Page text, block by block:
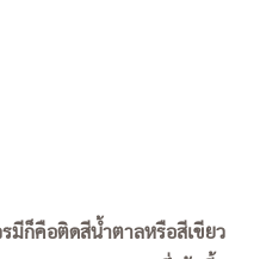
มีก็คือติดสีน้ำตาลหรือสีเขียว